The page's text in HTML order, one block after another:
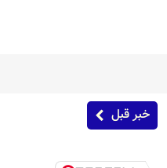
خبر قبل